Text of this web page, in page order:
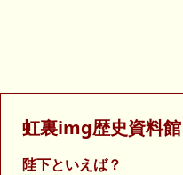
虹裏img歴史資料館
陛下といえば？